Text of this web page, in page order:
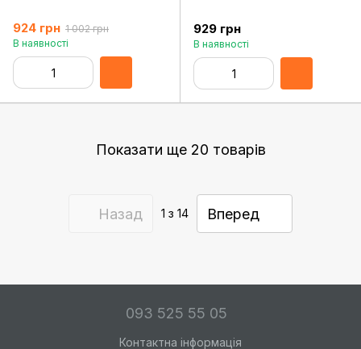
924 грн 1 002 грн
В наявності
929 грн
В наявності
Показати ще 20 товарів
Назад 1 з 14 Вперед
093 525 55 05
Контактна інформація